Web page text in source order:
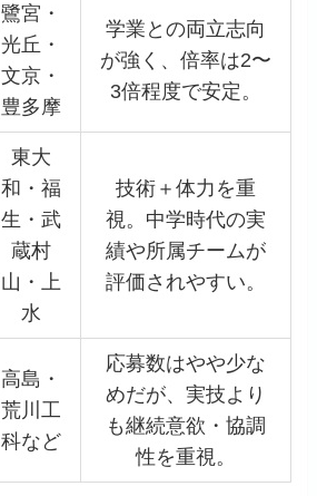
鷺宮・
光丘・
文京・
豊多摩
学業との両立志向
が強く、倍率は2〜
3倍程度で安定。
東大
和・福
生・武
蔵村
山・上
水
技術＋体力を重
視。中学時代の実
績や所属チームが
評価されやすい。
高島・
荒川工
科など
応募数はやや少な
めだが、実技より
も継続意欲・協調
性を重視。